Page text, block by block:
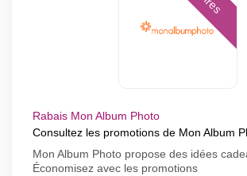
Rabais Mon Album Photo
Consultez les promotions de Mon Album
Mon Album Photo propose des idées
Économisez avec les promotions